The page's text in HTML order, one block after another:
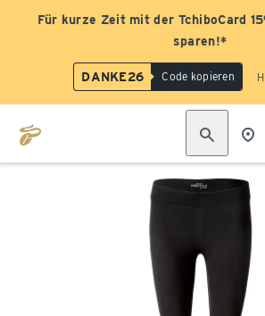
Für kurze Zeit mit der TchiboCard
sparen!*
DANKE26 Code kopieren